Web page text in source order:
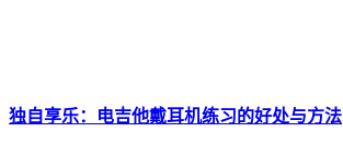
独自享乐：电吉他戴耳机练习的好处与方法